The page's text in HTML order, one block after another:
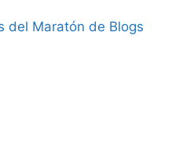
del Maratón de Blogs